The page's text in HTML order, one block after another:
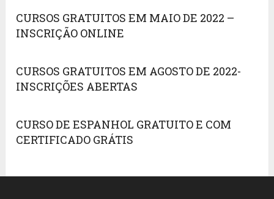
CURSOS GRATUITOS EM MAIO DE 2022 –
INSCRIÇÃO ONLINE
CURSOS GRATUITOS EM AGOSTO DE 2022-
INSCRIÇÕES ABERTAS
CURSO DE ESPANHOL GRATUITO E COM
CERTIFICADO GRÁTIS